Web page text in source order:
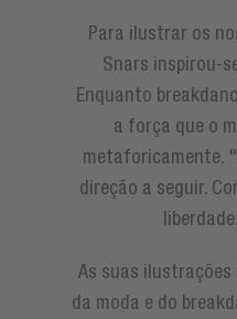
Para ilustrar os
Snars inspirou-
Enquanto
a força que o
metaforicamente.
direção a seguir.
As suas
da moda e do